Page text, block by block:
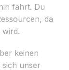
fährt. Du
da
keinen
unser